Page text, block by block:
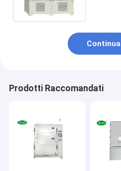
Continua
Prodotti Raccomandati